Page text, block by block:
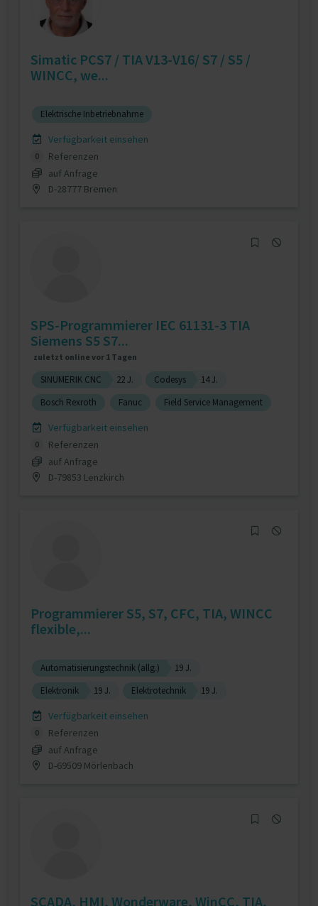
Simatic PCS7 / TIA V13-V16/ S7 / S5 /
WINCC, we...
Elektrische Inbetriebnahme
Verfügbarkeit einsehen
0
Referenzen
auf Anfrage
D-28777 Bremen
SPS-Programmierer IEC 61131-3 TIA
Siemens S5 S7...
zuletzt online vor 1 Tagen
SINUMERIK CNC 22 J. Codesys
14 J.
Bosch Rexroth
Fanuc Field Service Management
Verfügbarkeit einsehen
0
Referenzen
auf Anfrage
D-79853 Lenzkirch
Programmierer S5, S7, CFC, TIA, WINCC
flexible,...
Automatisierungstechnik (allg.)
19 J.
Elektronik
19 J. Elektrotechnik 19 J.
Verfügbarkeit einsehen
0
Referenzen
auf Anfrage
D-69509 Mörlenbach
SCADA, HMI, Wonderware, WinCC, TIA,